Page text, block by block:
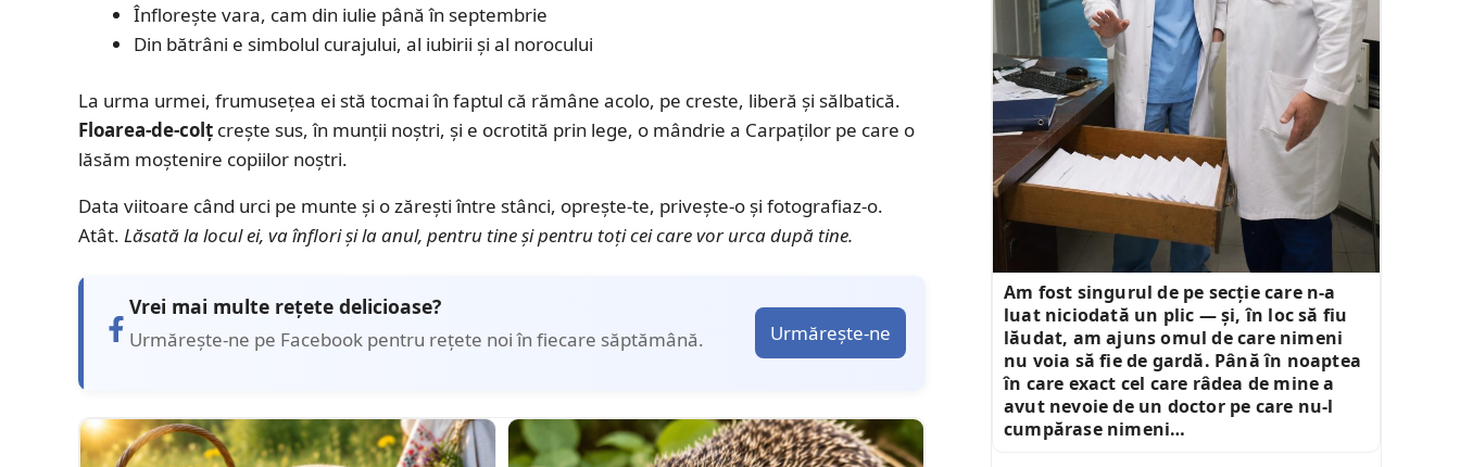
Înflorește vara, cam din iulie până în septembrie
Din bătrâni e simbolul curajului, al iubirii și al norocului
La urma urmei, frumusețea ei stă tocmai în faptul că rămâne acolo, pe creste, liberă și sălbatică.
Floarea-de-colț crește sus, în munții noștri, și e ocrotită prin lege, o mândrie a Carpaților pe care o
lăsăm moștenire copiilor noștri.
Data viitoare când urci pe munte și o zărești între stânci, oprește-te, privește-o și fotografiaz-o.
Atât. Lăsată la locul ei, va înflori și la anul, pentru tine și pentru toți cei care vor urca după tine.
Vrei mai multe rețete delicioase?
Urmărește-ne pe Facebook pentru rețete noi în fiecare săptămână. Urmărește-ne
Am fost singurul de pe secție care n-a
luat niciodată un plic — și, în loc să fiu
lăudat, am ajuns omul de care nimeni
nu voia să fie de gardă. Până în noaptea
în care exact cel care râdea de mine a
avut nevoie de un doctor pe care nu-l
cumpărase nimeni…